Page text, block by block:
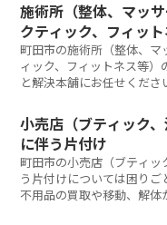
施術所（整体、マッ
クティック、フィッ
町田市の施術所（整体、
ィック、フィットネス等
と解決本舗にお任せくだ
ください。
小売店（ブティック
に伴う片付け
町田市の小売店（ブティ
う片付けについては困り
不用品の買取や移動、解体